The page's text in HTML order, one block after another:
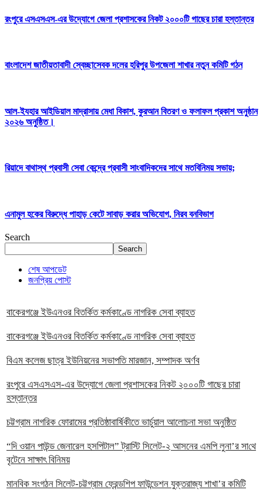
রংপুরে এসএসএস-এর উদ্যোগে জেলা প্রশাসকের নিকট ২০০০টি গাছের চারা হস্তান্তর
বাংলাদেশ জাতীয়তাবাদী স্বেচ্ছাসেবক দলের হরিপুর উপজেলা শাখার নতুন কমিটি গঠন
আল-ইযহার আইডিয়াল মাদ্রাসায় মেধা বিকাশ, কুরআন বিতরণ ও ফলাফল প্রকাশ অনুষ্ঠান
২০২৬ অনুষ্ঠিত।
রিয়াদে বাথাস্থ প্রবাসী সেবা কেন্দ্রে প্রবাসী সাংবাদিকদের সাথে মতবিনিময় সভায়;
এনামুল হকের বিরুদ্ধে পাহাড় কেটে সাবাড় করার অভিযোগ, নিরব বনবিভাগ
Search
Search
শেষ আপডেট
জনপ্রিয় পোস্ট
বাকেরগঞ্জে ইউএনওর বিতর্কিত কর্মকাণ্ডে নাগরিক সেবা ব্যাহত
বাকেরগঞ্জে ইউএনওর বিতর্কিত কর্মকাণ্ডে নাগরিক সেবা ব্যাহত
বিএম কলেজ ছাত্র ইউনিয়নের সভাপতি মারজান, সম্পাদক অর্ণব
রংপুরে এসএসএস-এর উদ্যোগে জেলা প্রশাসকের নিকট ২০০০টি গাছের চারা
হস্তান্তর
চট্টগ্রাম নাগরিক ফোরামের প্রতিষ্ঠাবার্ষিকীতে ভার্চুয়াল আলোচনা সভা অনুষ্ঠিত
“দি ওয়ান পাউন্ড জেনারেল হসপিটাল” ট্রাস্টি সিলেট-২ আসনের এমপি লুনা’র সা‌থে
বৃটেনে সাক্ষাৎ বিনিময়
মানবিক সংগঠন সিলেট-চট্টগ্রাম ফ্রেন্ডশিপ ফাউন্ডেশন যুক্তরাজ্য শাখা’র কমিটি